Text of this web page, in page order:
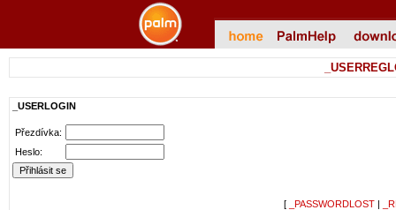
_USERLOGIN
Přezdívka:
Heslo:
[ _PASSWORDLOST |